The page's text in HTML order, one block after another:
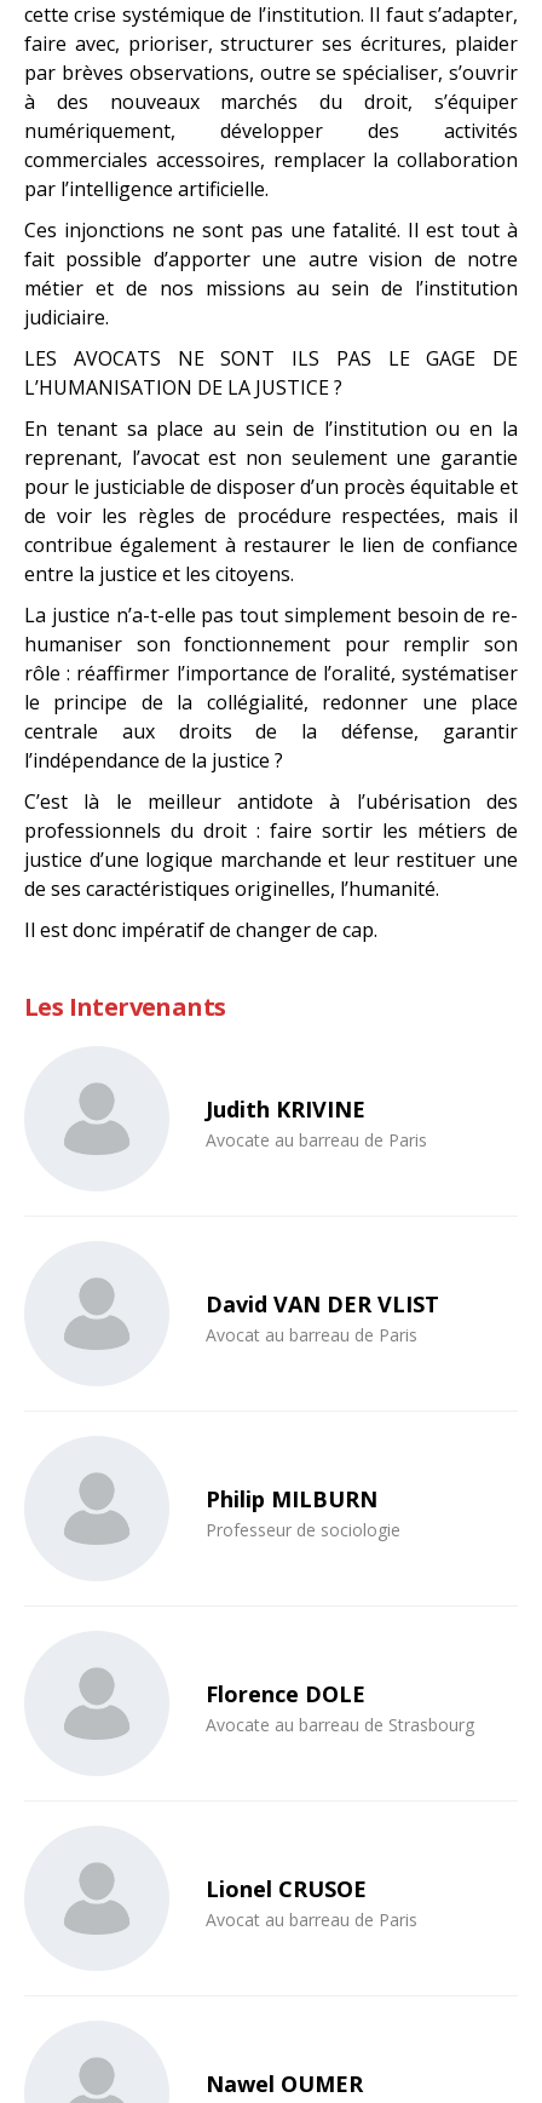
cette crise systémique de l’institution. Il faut s’adapter,
faire avec, prioriser, structurer ses écritures, plaider
par brèves observations, outre se spécialiser, s’ouvrir
à des nouveaux marchés du droit, s’équiper
numériquement, développer des activités
commerciales accessoires, remplacer la collaboration
par l’intelligence artificielle.
Ces injonctions ne sont pas une fatalité. Il est tout à
fait possible d’apporter une autre vision de notre
métier et de nos missions au sein de l’institution
judiciaire.
LES AVOCATS NE SONT ILS PAS LE GAGE DE
L’HUMANISATION DE LA JUSTICE ?
En tenant sa place au sein de l’institution ou en la
reprenant, l’avocat est non seulement une garantie
pour le justiciable de disposer d’un procès équitable et
de voir les règles de procédure respectées, mais il
contribue également à restaurer le lien de confiance
entre la justice et les citoyens.
La justice n’a-t-elle pas tout simplement besoin de re-
humaniser son fonctionnement pour remplir son
rôle : réaffirmer l’importance de l’oralité, systématiser
le principe de la collégialité, redonner une place
centrale aux droits de la défense, garantir
l’indépendance de la justice ?
C’est là le meilleur antidote à l’ubérisation des
professionnels du droit : faire sortir les métiers de
justice d’une logique marchande et leur restituer une
de ses caractéristiques originelles, l’humanité.
Il est donc impératif de changer de cap.
Les Intervenants
Judith KRIVINE
Avocate au barreau de Paris
David VAN DER VLIST
Avocat au barreau de Paris
Philip MILBURN
Professeur de sociologie
Florence DOLE
Avocate au barreau de Strasbourg
Lionel CRUSOE
Avocat au barreau de Paris
Nawel OUMER